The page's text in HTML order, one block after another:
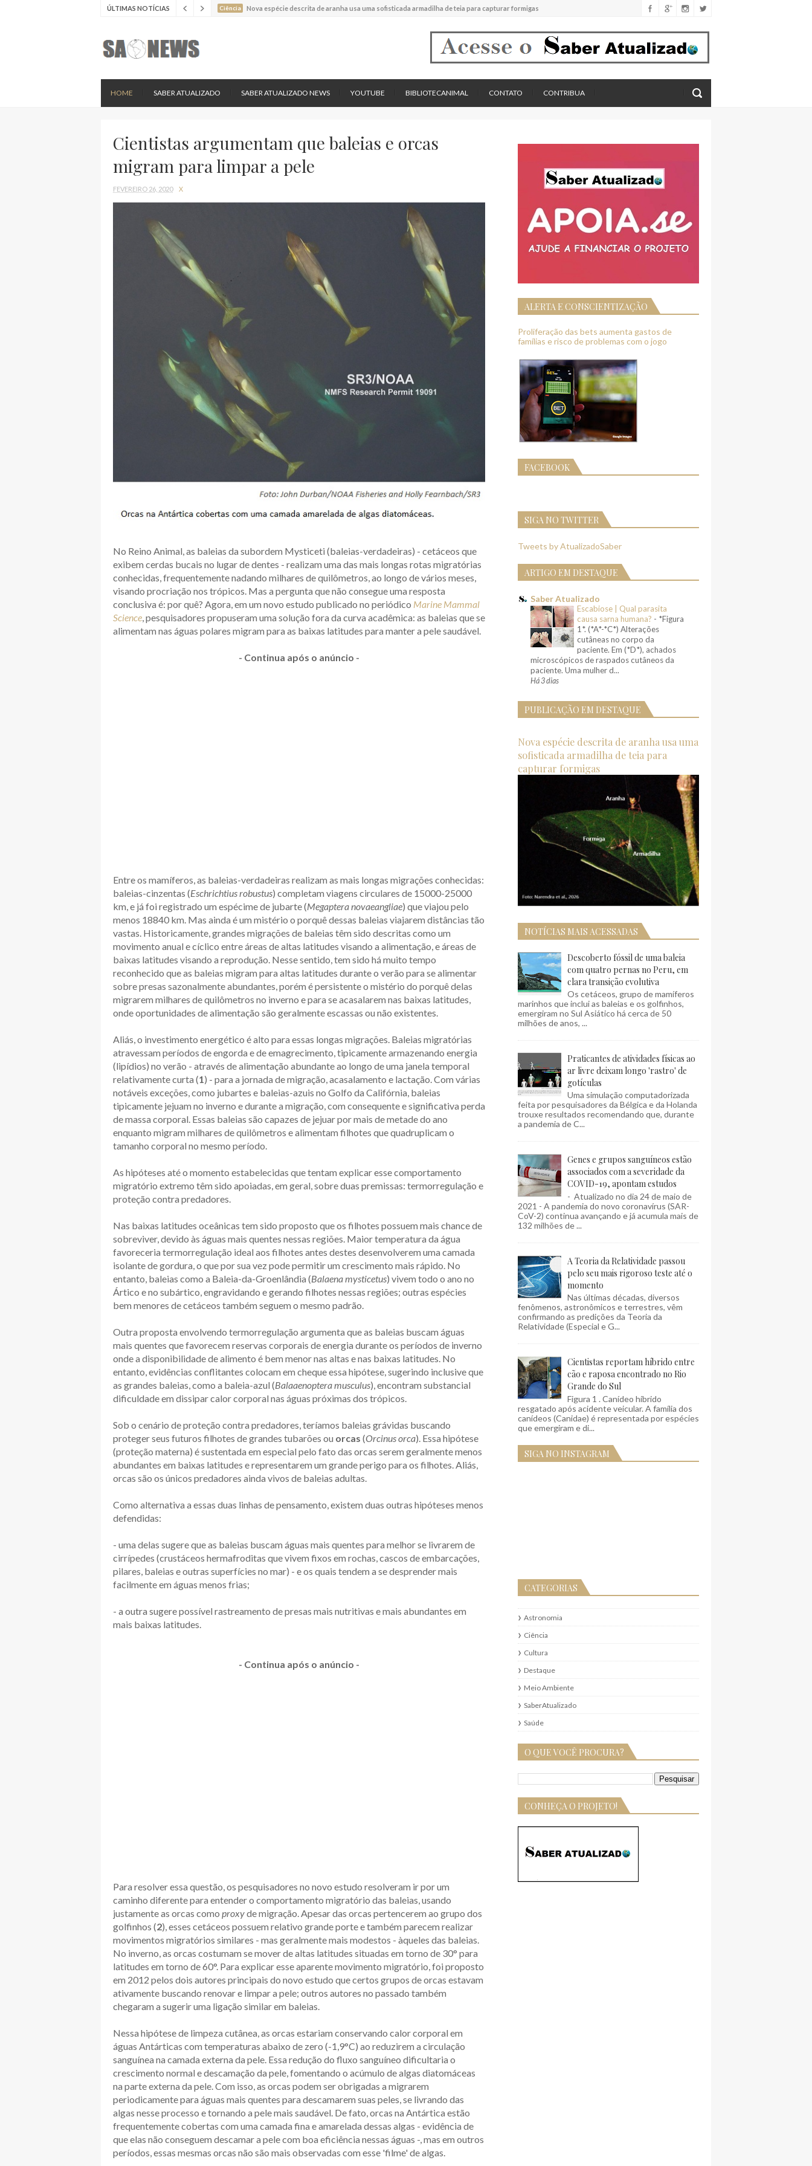
ÚLTIMAS NOTÍCIAS Ciência Estudo experimental mostrou que plantas podem absorver nutrientes através da poeira atmosférica
Batimentos cardíacos promovem supressão do crescimento de cânceres no coração de mamíferos, aponta estudo
HOME SABER ATUALIZADO SABER ATUALIZADO NEWS YOUTUBE BIBLIOTECANIMAL CONTATO CONTRIBUA
Cientistas argumentam que baleias e orcas
migram para limpar a pele
FEVEREIRO 26, 2020 X
No Reino Animal, as baleias da subordem Mysticeti (baleias-verdadeiras) - cetáceos que
exibem cerdas bucais no lugar de dentes - realizam uma das mais longas rotas migratórias
conhecidas, frequentemente nadando milhares de quilômetros, ao longo de vários meses,
visando procriação nos trópicos. Mas a pergunta que não consegue uma resposta
conclusiva é: por quê? Agora, em um novo estudo publicado no periódico Marine Mammal
Science , pesquisadores propuseram uma solução fora da curva acadêmica: as baleias que se
alimentam nas águas polares migram para as baixas latitudes para manter a pele saudável.
- Continua após o anúncio -
Entre os mamíferos, as baleias-verdadeiras realizam as mais longas migrações conhecidas:
baleias-cinzentas (Eschrichtius robustus) completam viagens circulares de 15000-25000
km, e já foi registrado um espécime de jubarte (Megaptera novaeangliae) que viajou pelo
menos 18840 km. Mas ainda é um mistério o porquê dessas baleias viajarem distâncias tão
vastas. Historicamente, grandes migrações de baleias têm sido descritas como um
movimento anual e cíclico entre áreas de altas latitudes visando a alimentação, e áreas de
baixas latitudes visando a reprodução. Nesse sentido, tem sido há muito tempo
reconhecido que as baleias migram para altas latitudes durante o verão para se alimentar
sobre presas sazonalmente abundantes, porém é persistente o mistério do porquê delas
migrarem milhares de quilômetros no inverno e para se acasalarem nas baixas latitudes,
onde oportunidades de alimentação são geralmente escassas ou não existentes.
Aliás, o investimento energético é alto para essas longas migrações. Baleias migratórias
atravessam períodos de engorda e de emagrecimento, tipicamente armazenando energia
(lipídios) no verão - através de alimentação abundante ao longo de uma janela temporal
relativamente curta (1 ) - para a jornada de migração, acasalamento e lactação. Com várias
notáveis exceções, como jubartes e baleias-azuis no Golfo da Califórnia, baleias
tipicamente jejuam no inverno e durante a migração, com consequente e significativa perda
de massa corporal. Essas baleias são capazes de jejuar por mais de metade do ano
enquanto migram milhares de quilômetros e alimentam filhotes que quadruplicam o
tamanho corporal no mesmo período.
As hipóteses até o momento estabelecidas que tentam explicar esse comportamento
migratório extremo têm sido apoiadas, em geral, sobre duas premissas: termorregulação e
proteção contra predadores.
Nas baixas latitudes oceânicas tem sido proposto que os filhotes possuem mais chance de
sobreviver, devido às águas mais quentes nessas regiões. Maior temperatura da água
favoreceria termorregulação ideal aos filhotes antes destes desenvolverem uma camada
isolante de gordura, o que por sua vez pode permitir um crescimento mais rápido. No
entanto, baleias como a Baleia-da-Groenlândia (Balaena mysticetus) vivem todo o ano no
Ártico e no subártico, engravidando e gerando filhotes nessas regiões; outras espécies
bem menores de cetáceos também seguem o mesmo padrão.
Outra proposta envolvendo termorregulação argumenta que as baleias buscam águas
mais quentes que favorecem reservas corporais de energia durante os períodos de inverno
onde a disponibilidade de alimento é bem menor nas altas e nas baixas latitudes. No
entanto, evidências conflitantes colocam em cheque essa hipótese, sugerindo inclusive que
as grandes baleias, como a baleia-azul (Balaaenoptera musculus), encontram substancial
dificuldade em dissipar calor corporal nas águas próximas dos trópicos.
Sob o cenário de proteção contra predadores, teríamos baleias grávidas buscando
proteger seus futuros filhotes de grandes tubarões ou orcas (Orcinus orca). Essa hipótese
(proteção materna) é sustentada em especial pelo fato das orcas serem geralmente menos
abundantes em baixas latitudes e representarem um grande perigo para os filhotes. Aliás,
orcas são os únicos predadores ainda vivos de baleias adultas.
Como alternativa a essas duas linhas de pensamento, existem duas outras hipóteses menos
defendidas:
- uma delas sugere que as baleias buscam águas mais quentes para melhor se livrarem de
cirrípedes (crustáceos hermafroditas que vivem fixos em rochas, cascos de embarcações,
pilares, baleias e outras superfícies no mar) - e os quais tendem a se desprender mais
facilmente em águas menos frias;
- a outra sugere possível rastreamento de presas mais nutritivas e mais abundantes em
mais baixas latitudes.
- Continua após o anúncio -
Para resolver essa questão, os pesquisadores no novo estudo resolveram ir por um
caminho diferente para entender o comportamento migratório das baleias, usando
justamente as orcas como proxyde migração. Apesar das orcas pertencerem ao grupo dos
golfinhos (2), esses cetáceos possuem relativo grande porte e também parecem realizar
movimentos migratórios similares - mas geralmente mais modestos - àqueles das baleias.
No inverno, as orcas costumam se mover de altas latitudes situadas em torno de 30° para
latitudes em torno de 60°. Para explicar esse aparente movimento migratório, foi proposto
em 2012 pelos dois autores principais do novo estudo que certos grupos de orcas estavam
ativamente buscando renovar e limpar a pele; outros autores no passado também
chegaram a sugerir uma ligação similar em baleias.
Nessa hipótese de limpeza cutânea, as orcas estariam conservando calor corporal em
águas Antárticas com temperaturas abaixo de zero (-1,9°C) ao reduzirem a circulação
sanguínea na camada externa da pele. Essa redução do fluxo sanguíneo dificultaria o
crescimento normal e descamação da pele, fomentando o acúmulo de algas diatomáceas
na parte externa da pele. Com isso, as orcas podem ser obrigadas a migrarem
periodicamente para águas mais quentes para descamarem suas peles, se livrando das
algas nesse processo e tornando a pele mais saudável. De fato, orcas na Antártica estão
frequentemente cobertas com uma camada fina e amarelada dessas algas - evidência de
que elas não conseguem descamar a pele com boa eficiência nessas águas -, mas em outros
períodos, essas mesmas orcas não são mais observadas com esse 'filme' de algas.
ALERTA E CONSCIENTIZAÇÃO
Proliferação das bets aumenta gastos de
famílias e risco de problemas com o jogo
FACEBOOK
SIGA NO TWITTER
Tweets by AtualizadoSaber
ARTIGO EM DESTAQUE
Saber Atualizado
Escabiose | Qual parasita
causa sarna humana? - *Figura
1*. (*A*-*C*) Alterações
cutâneas no corpo da
paciente. Em (*D*), achados
microscópicos de raspados cutâneos da
paciente. Uma mulher d...
Há 3 dias
PUBLICAÇÃO EM DESTAQUE
Nova espécie descrita de aranha usa uma
sofisticada armadilha de teia para
capturar formigas
NOTÍCIAS MAIS ACESSADAS
Descoberto fóssil de uma baleia
com quatro pernas no Peru, em
clara transição evolutiva
Os cetáceos, grupo de mamíferos
marinhos que inclui as baleias e os golfinhos,
emergiram no Sul Asiático há cerca de 50
milhões de anos, ...
Praticantes de atividades físicas ao
ar livre deixam longo 'rastro' de
gotículas
Uma simulação computadorizada
feita por pesquisadores da Bélgica e da Holanda
trouxe resultados recomendando que, durante
a pandemia de C...
Genes e grupos sanguíneos estão
associados com a severidade da
COVID-19, apontam estudos
- Atualizado no dia 24 de maio de
2021 - A pandemia do novo coronavírus (SAR-
CoV-2) continua avançando e já acumula mais de
132 milhões de ...
A Teoria da Relatividade passou
pelo seu mais rigoroso teste até o
momento
Nas últimas décadas, diversos
fenômenos, astronômicos e terrestres, vêm
confirmando as predições da Teoria da
Relatividade (Especial e G...
Cientistas reportam híbrido entre
cão e raposa encontrado no Rio
Grande do Sul
Figura 1 . Canídeo híbrido
resgatado após acidente veicular. A família dos
canídeos (Canidae) é representada por espécies
que emergiram e di...
SIGA NO INSTAGRAM
CATEGORIAS
Astronomia
Ciência
Cultura
Destaque
Meio Ambiente
SaberAtualizado
Saúde
O QUE VOCÊ PROCURA?
CONHEÇA O PROJETO!